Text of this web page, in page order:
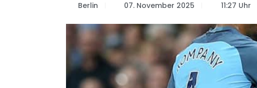
Berlin 07. November 2025 11:27 Uhr